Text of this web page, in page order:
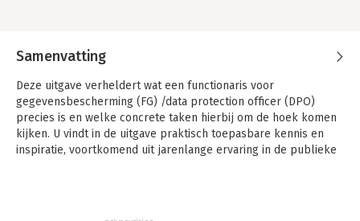
Samenvatting
Deze uitgave verheldert wat een functionaris voor
gegevensbescherming (FG) /data protection officer (DPO)
precies is en welke concrete taken hierbij om de hoek komen
kijken. U vindt in de uitgave praktisch toepasbare kennis en
inspiratie, voortkomend uit jarenlange ervaring in de publieke